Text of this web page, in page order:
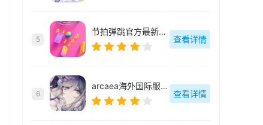
5
节拍弹跳官方最新版-2.13.0
查看详情
6
arcaea海外国际服-6.5.0
查看详情